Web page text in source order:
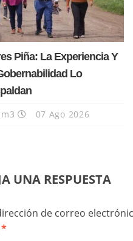
Piña: La Experiencia Y
Lo
07 Ago 2026
UNA RESPUESTA
de correo
*